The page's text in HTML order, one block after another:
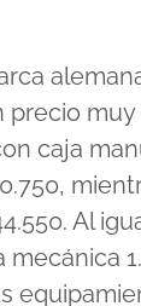
muy
caja
Al